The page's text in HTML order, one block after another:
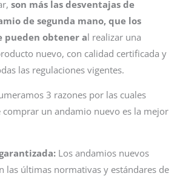
son más las desventajas de
de segunda mano, que los
pueden obtener al realizar una
nuevo, con calidad certificada y
las regulaciones vigentes.
3 razones por las cuales
comprar un andamio nuevo es la mejor
Los andamios nuevos
las últimas normativas y estándares de